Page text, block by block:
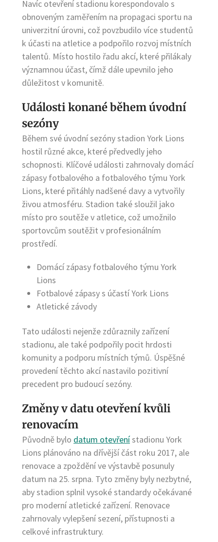
Navíc otevření stadionu korespondovalo s
obnoveným zaměřením na propagaci sportu na
univerzitní úrovni, což povzbudilo více studentů
k účasti na atletice a podpořilo rozvoj místních
talentů. Místo hostilo řadu akcí, které přilákaly
významnou účast, čímž dále upevnilo jeho
důležitost v komunitě.
Události konané během úvodní
sezóny
Během své úvodní sezóny stadion York Lions
hostil různé akce, které předvedly jeho
schopnosti. Klíčové události zahrnovaly domácí
zápasy fotbalového a fotbalového týmu York
Lions, které přitáhly nadšené davy a vytvořily
živou atmosféru. Stadion také sloužil jako
místo pro soutěže v atletice, což umožnilo
sportovcům soutěžit v profesionálním
prostředí.
Domácí zápasy fotbalového týmu York
Lions
Fotbalové zápasy s účastí York Lions
Atletické závody
Tato události nejenže zdůraznily zařízení
stadionu, ale také podpořily pocit hrdosti
komunity a podporu místních týmů. Úspěšné
provedení těchto akcí nastavilo pozitivní
precedent pro budoucí sezóny.
Změny v datu otevření kvůli
renovacím
Původně bylo datum otevřenístadionu York
Lions plánováno na dřívější část roku 2017, ale
renovace a zpoždění ve výstavbě posunuly
datum na 25. srpna. Tyto změny byly nezbytné,
aby stadion splnil vysoké standardy očekávané
pro moderní atletické zařízení. Renovace
zahrnovaly vylepšení sezení, přístupnosti a
celkové infrastruktury.